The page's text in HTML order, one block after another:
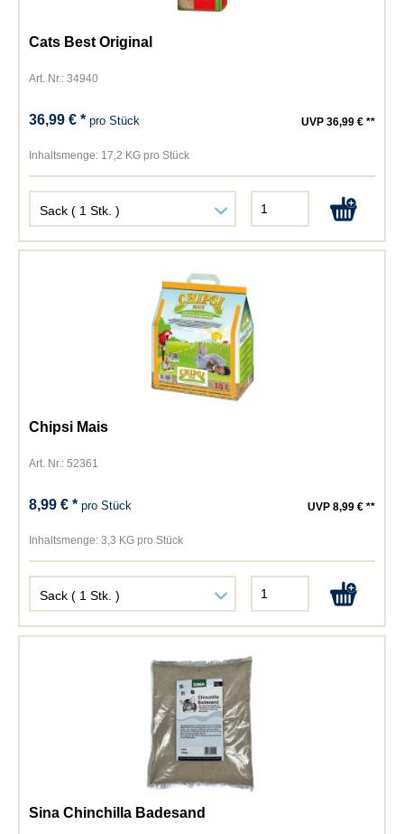
Cats Best Original
Art. Nr.: 34940
36,99 € *pro Stück UVP 36,99 € **
Inhaltsmenge: 17,2 KG pro Stück
Chipsi Mais
Art. Nr.: 52361
8,99 € *pro Stück UVP 8,99 € **
Inhaltsmenge: 3,3 KG pro Stück
Sina Chinchilla Badesand